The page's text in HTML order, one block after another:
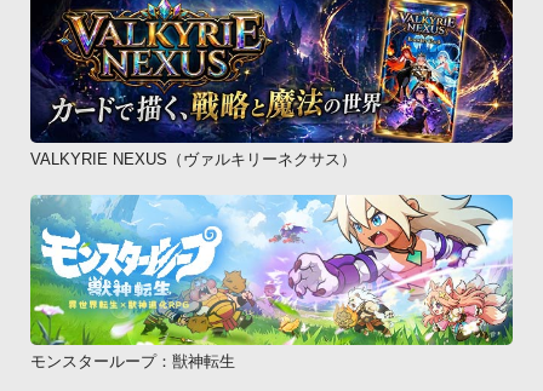
VALKYRIE NEXUS（ヴァルキリーネクサス）
モンスターループ：獣神転生